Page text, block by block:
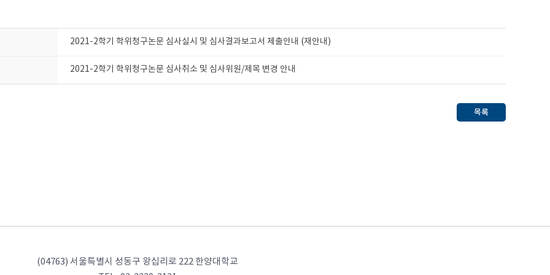
2021-2학기 학위청구논문 심사실시 및 심사결과보고서 제출안내 (재안내)
2021-2학기 학위청구논문 심사취소 및 심사위원/제목 변경 안내
목록
(04763) 서울특별시 성동구 왕십리로 222 한양대학교